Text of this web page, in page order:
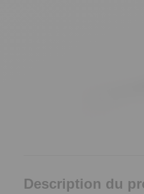
Description du